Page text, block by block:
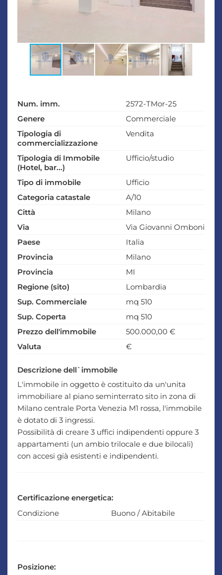
Num. imm.
2572-TMor-25
Genere
Commerciale
Tipologia di
commercializzazione
Vendita
Tipologia di Immobile
(Hotel, bar...)
Ufficio/studio
Tipo di immobile
Ufficio
Categoria catastale
A/10
Città
Milano
Via
Via Giovanni Omboni
Paese
Italia
Provincia
Milano
Provincia
MI
Regione (sito)
Lombardia
Sup. Commerciale
mq 510
Sup. Coperta
mq 510
Prezzo dell'immobile
500.000,00 €
Valuta
€
Descrizione dell`immobile
L'immobile in oggetto è costituito da un'unita
immobiliare al piano seminterrato sito in zona di
Milano centrale Porta Venezia M1 rossa, l'immobile
è dotato di 3 ingressi.
Possibilità di creare 3 uffici indipendenti oppure 3
appartamenti (un ambio trilocale e due bilocali)
con accesi già esistenti e indipendenti.
Certificazione energetica:
Condizione
Buono / Abitabile
Posizione: